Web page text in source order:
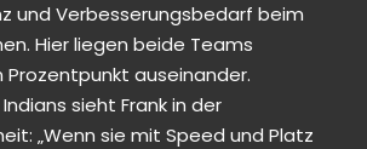
und Verbesserungsbedarf beim
Hier liegen beide Teams
Prozentpunkt auseinander.
sieht Frank in der
„Wenn sie mit Speed und Platz